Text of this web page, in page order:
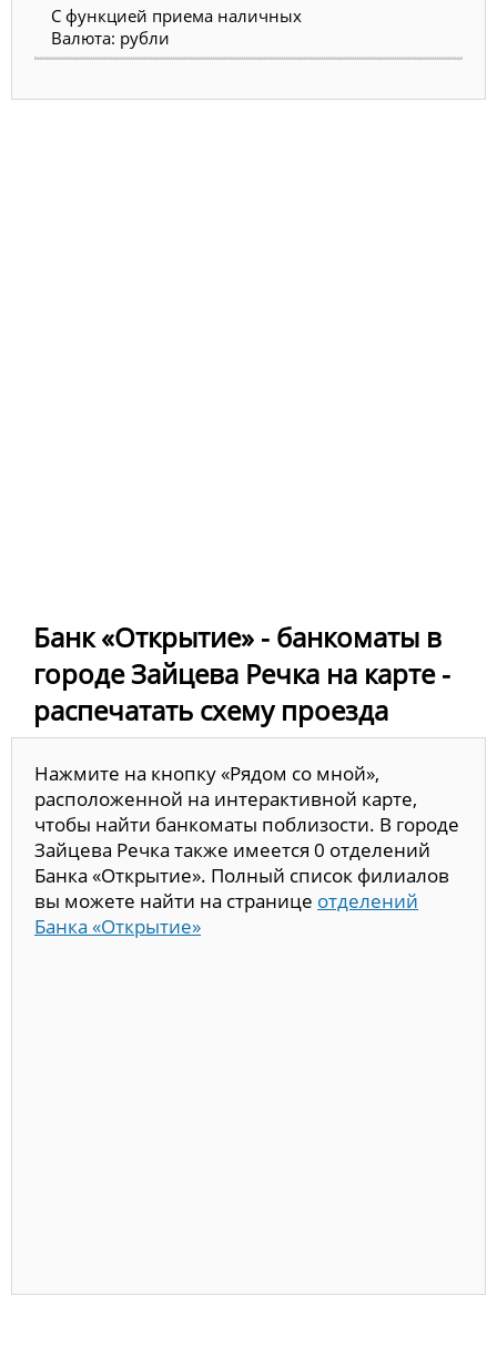
С функцией приема наличных
Валюта: рубли
Банк «Открытие» - банкоматы в
городе Зайцева Речка на карте -
распечатать схему проезда
Нажмите на кнопку «Рядом со мной»,
расположенной на интерактивной карте,
чтобы найти банкоматы поблизости. В городе
Зайцева Речка также имеется 0 отделений
Банка «Открытие». Полный список филиалов
вы можете найти на странице отделений
Банка «Открытие»